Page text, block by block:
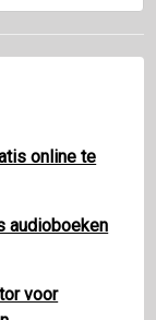
online te
audioboeken
voor